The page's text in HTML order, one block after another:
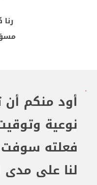
أود منكم أن
نوعية
فعلته سوفت
لنا على مدى